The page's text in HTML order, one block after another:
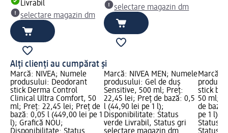
Livrabil
selectare magazin dm
selectare magazin dm
Alți clienți au cumpărat și
Marcă: NIVEA; Numele
produsului: Deodorant
stick Derma Control
Clinical Ultra Comfort, 50
ml; Preț: 22,45 lei; Preț de
bază: 0,05 l (449,00 lei pe 1
l); Grafică NOU;
Disponibilitate: Status
Marcă: NIVEA MEN; Numele
produsului: Gel de duș
Sensitive, 500 ml; Preț:
22,45 lei; Preț de bază: 0,5
l (44,90 lei pe 1 l);
Disponibilitate: Status
verde Livrabil, Status gri
selectare magazin dm
Marcă:
stick
50 ml;
de
pe 1 l);
Status
Status